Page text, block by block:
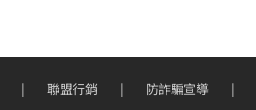
聯盟行銷 防詐騙宣導